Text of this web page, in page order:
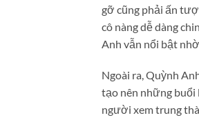
gỡ cũng phải ấn
cô nàng dễ dàng
Anh vẫn nổi bật
Ngoài ra, Quỳnh
tạo nên những buổi
người xem trung